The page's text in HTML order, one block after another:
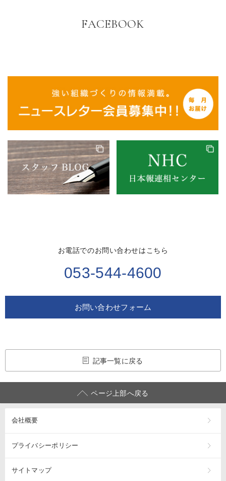
FACEBOOK
お電話でのお問い合わせはこちら
053-544-4600
お問い合わせフォーム
記事一覧に戻る
ページ上部へ戻る
会社概要
プライバシーポリシー
サイトマップ